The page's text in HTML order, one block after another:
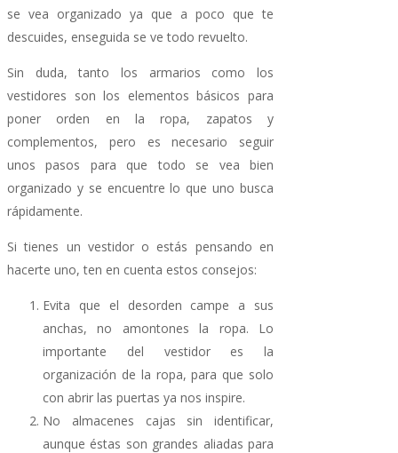
se vea organizado ya que a poco que te
descuides, enseguida se ve todo revuelto.
Sin duda, tanto los armarios como los
vestidores son los elementos básicos para
poner orden en la ropa, zapatos y
complementos, pero es necesario seguir
unos pasos para que todo se vea bien
organizado y se encuentre lo que uno busca
rápidamente.
Si tienes un vestidor o estás pensando en
hacerte uno, ten en cuenta estos consejos:
Evita que el desorden campe a sus
anchas, no amontones la ropa. Lo
importante del vestidor es la
organización de la ropa, para que solo
con abrir las puertas ya nos inspire.
No almacenes cajas sin identificar,
aunque éstas son grandes aliadas para